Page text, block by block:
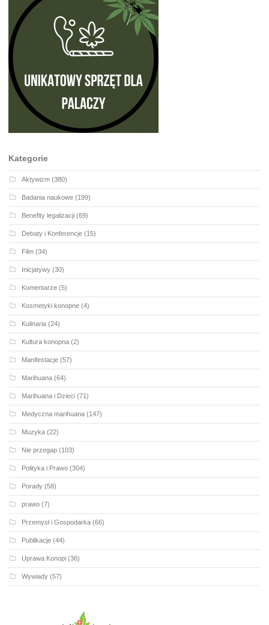
Kategorie
Aktywizm (380)
Badania naukowe (199)
Benefity legalizacji (69)
Debaty i Konferencje (15)
Film (34)
Inicjatywy (30)
Komentarze (5)
Kosmetyki konopne (4)
Kulinaria (24)
Kultura konopna (2)
Manifestacje (57)
Marihuana (64)
Marihuana i Dzieci (71)
Medyczna marihuana (147)
Muzyka (22)
Nie przegap (103)
Polityka i Prawo (304)
Porady (58)
prawo (7)
Przemysł i Gospodarka (66)
Publikacje (44)
Uprawa Konopi (36)
Wywiady (57)